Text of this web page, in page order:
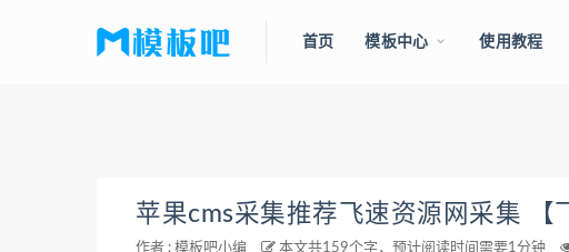
首页 模板中心 使用教程
苹果cms采集推荐飞速资源网采集 【
作者 : 模板吧小编 本文共159个字，预计阅读时间需要1分钟